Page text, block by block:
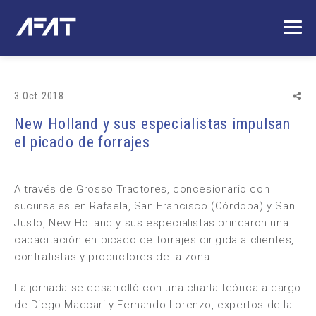
3 Oct 2018
New Holland y sus especialistas impulsan
el picado de forrajes
A través de Grosso Tractores, concesionario con
sucursales en Rafaela, San Francisco (Córdoba) y San
Justo, New Holland y sus especialistas brindaron una
capacitación en picado de forrajes dirigida a clientes,
contratistas y productores de la zona.
La jornada se desarrolló con una charla teórica a cargo
de Diego Maccari y Fernando Lorenzo, expertos de la